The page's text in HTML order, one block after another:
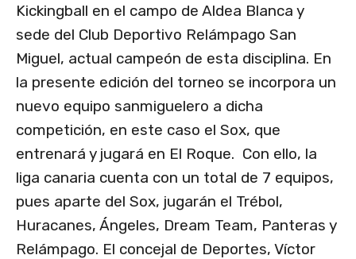
Kickingball en el campo de Aldea Blanca y
sede del Club Deportivo Relámpago San
Miguel, actual campeón de esta disciplina. En
la presente edición del torneo se incorpora un
nuevo equipo sanmiguelero a dicha
competición, en este caso el Sox, que
entrenará y jugará en El Roque. Con ello, la
liga canaria cuenta con un total de 7 equipos,
pues aparte del Sox, jugarán el Trébol,
Huracanes, Ángeles, Dream Team, Panteras y
Relámpago. El concejal de Deportes, Víctor